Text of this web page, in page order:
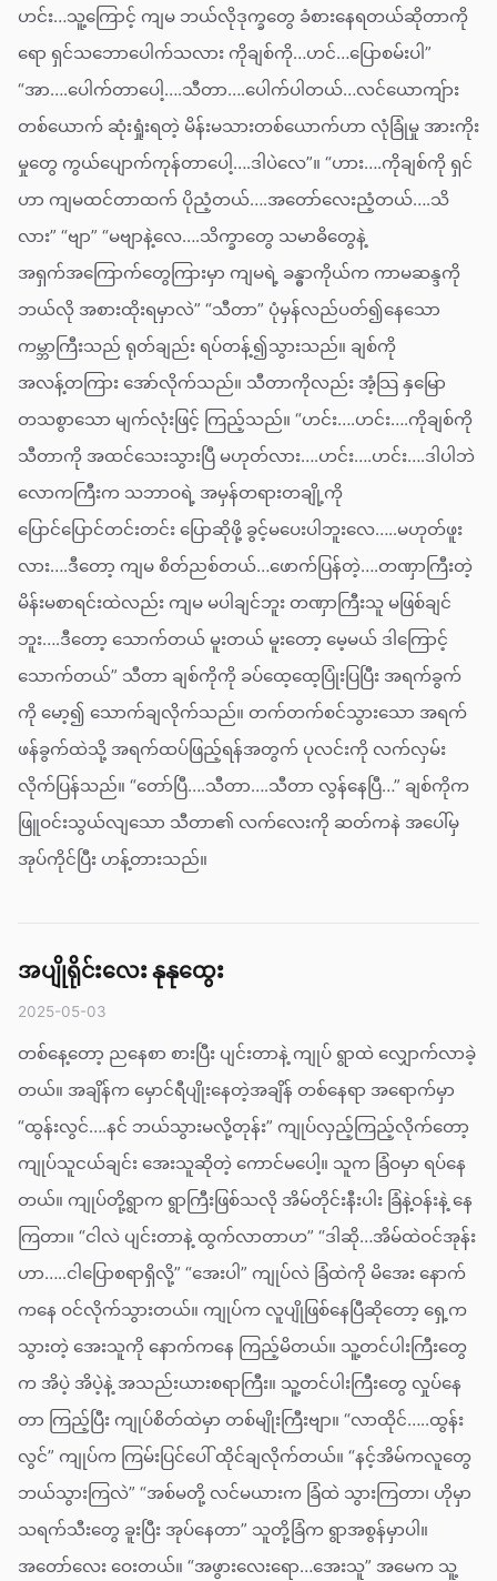
ဟင်း…သူ့ကြောင့် ကျမ ဘယ်လိုဒုက္ခတွေ ခံစားနေရတယ်ဆိုတာကို
ရော ရှင်သဘောပေါက်သလား ကိုချစ်ကို…ဟင်…ပြောစမ်းပါ”
“အာ….ပေါက်တာပေါ့….သီတာ….ပေါက်ပါတယ်…လင်ယောကျ်ား
တစ်ယောက် ဆုံးရှုံးရတဲ့ မိန်းမသားတစ်ယောက်ဟာ လုံခြုံမှု အားကိုး
မှုတွေ ကွယ်ပျောက်ကုန်တာပေါ့….ဒါပဲလေ”။ “ဟား….ကိုချစ်ကို ရှင်
ဟာ ကျမထင်တာထက် ပိုညံ့တယ်….အတော်လေးညံ့တယ်….သိ
လား” “ဗျာ” “မဗျာနဲ့လေ….သိက္ခာတွေ သမာဓိတွေနဲ့
အရှက်အကြောက်တွေကြားမှာ ကျမရဲ့ ခန္ဓာကိုယ်က ကာမဆန္ဒကို
ဘယ်လို အစားထိုးရမှာလဲ” “သီတာ” ပုံမှန်လည်ပတ်၍နေသော
ကမ္ဘာကြီးသည် ရုတ်ချည်း ရပ်တန့်၍သွားသည်။ ချစ်ကို
အလန့်တကြား အော်လိုက်သည်။ သီတာကိုလည်း အံ့သြ နှမြော
တသစွာသော မျက်လုံးဖြင့် ကြည့်သည်။ “ဟင်း….ဟင်း….ကိုချစ်ကို
သီတာကို အထင်သေးသွားပြီ မဟုတ်လား….ဟင်း….ဟင်း….ဒါပါဘဲ
လောကကြီးက သဘာဝရဲ့ အမှန်တရားတချို့ကို
ပြောင်ပြောင်တင်းတင်း ပြောဆိုဖို့ ခွင့်မပေးပါဘူးလေ…..မဟုတ်ဖူး
လား….ဒီတော့ ကျမ စိတ်ညစ်တယ်…ဖောက်ပြန်တဲ့….တဏှာကြီးတဲ့
မိန်းမစာရင်းထဲလည်း ကျမ မပါချင်ဘူး တဏှာကြီးသူ မဖြစ်ချင်
ဘူး….ဒီတော့ သောက်တယ် မူးတယ် မူးတော့ မေ့မယ် ဒါကြောင့်
သောက်တယ်” သီတာ ချစ်ကိုကို ခပ်ထေ့ထေ့ပြုံးပြပြီး အရက်ခွက်
ကို မော့၍ သောက်ချလိုက်သည်။ တက်တက်စင်သွားသော အရက်
ဖန်ခွက်ထဲသို့ အရက်ထပ်ဖြည့်ရန်အတွက် ပုလင်းကို လက်လှမ်း
လိုက်ပြန်သည်။ “တော်ပြီ….သီတာ….သီတာ လွန်နေပြီ…” ချစ်ကိုက
ဖြူဝင်းသွယ်လျသော သီတာ၏ လက်လေးကို ဆတ်ကနဲ အပေါ်မှ
အုပ်ကိုင်ပြီး ဟန့်တားသည်။
အပျိုရိုင်းလေး နုနုထွေး
2025-05-03
တစ်နေ့တော့ ညနေစာ စားပြီး ပျင်းတာနဲ့ ကျုပ် ရွာထဲ လျှောက်လာခဲ့
တယ်။ အချိန်က မှောင်ရီပျိုးနေတဲ့အချိန် တစ်နေရာ အရောက်မှာ
“ထွန်းလွင်….နင် ဘယ်သွားမလို့တုန်း” ကျုပ်လှည့်ကြည့်လိုက်တော့
ကျုပ်သူငယ်ချင်း အေးသူဆိုတဲ့ ကောင်မပေါ့။ သူက ခြံဝမှာ ရပ်နေ
တယ်။ ကျုပ်တို့ရွာက ရွာကြီးဖြစ်သလို အိမ်တိုင်းနီးပါး ခြံနဲ့ဝန်းနဲ့ နေ
ကြတာ။ “ငါလဲ ပျင်းတာနဲ့ ထွက်လာတာဟ” “ဒါဆို…အိမ်ထဲဝင်အုန်း
ဟာ…..ငါပြောစရာရှိလို့” “အေးပါ” ကျုပ်လဲ ခြံထဲကို မိအေး နောက်
ကနေ ဝင်လိုက်သွားတယ်။ ကျုပ်က လူပျိုဖြစ်နေပြီဆိုတော့ ရှေ့က
သွားတဲ့ အေးသူကို နောက်ကနေ ကြည့်မိတယ်။ သူ့တင်ပါးကြီးတွေ
က အိပဲ့ အိပဲ့နဲ့ အသည်းယားစရာကြီး။ သူ့တင်ပါးကြီးတွေ လှုပ်နေ
တာ ကြည့်ပြီး ကျုပ်စိတ်ထဲမှာ တစ်မျိုးကြီးဗျာ။ “လာထိုင်…..ထွန်း
လွင်” ကျုပ်က ကြမ်းပြင်ပေါ် ထိုင်ချလိုက်တယ်။ “နင့်အိမ်ကလူတွေ
ဘယ်သွားကြလဲ” “အစ်မတို့ လင်မယားက ခြံထဲ သွားကြတာ၊ ဟိုမှာ
သရက်သီးတွေ ခူးပြီး အုပ်နေတာ” သူတို့ခြံက ရွာအစွန်မှာပါ။
အတော်လေး ဝေးတယ်။ “အဖွားလေးရော…အေးသူ” အမေက သူ့